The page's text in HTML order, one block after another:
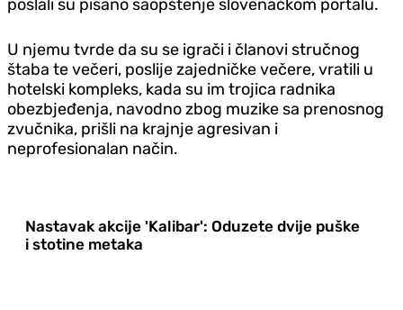
poslali su pisano saopštenje slovenačkom portalu.
U njemu tvrde da su se igrači i članovi stručnog
štaba te večeri, poslije zajedničke večere, vratili u
hotelski kompleks, kada su im trojica radnika
obezbjeđenja, navodno zbog muzike sa prenosnog
zvučnika, prišli na krajnje agresivan i
neprofesionalan način.
Nastavak akcije 'Kalibar': Oduzete dvije puške
i stotine metaka